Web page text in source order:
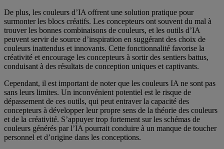
De plus, les couleurs d’IA offrent une solution pratique pour
surmonter les blocs créatifs. Les concepteurs ont souvent du mal à
trouver les bonnes combinaisons de couleurs, et les outils d’IA
peuvent servir de source d’inspiration en suggérant des choix de
couleurs inattendus et innovants. Cette fonctionnalité favorise la
créativité et encourage les concepteurs à sortir des sentiers battus,
conduisant à des résultats de conception uniques et captivants.
Cependant, il est important de noter que les couleurs IA ne sont pas
sans leurs limites. Un inconvénient potentiel est le risque de
dépassement de ces outils, qui peut entraver la capacité des
concepteurs à développer leur propre sens de la théorie des couleurs
et de la créativité. S’appuyer trop fortement sur les schémas de
couleurs générés par l’IA pourrait conduire à un manque de toucher
personnel et d’origine dans les conceptions.